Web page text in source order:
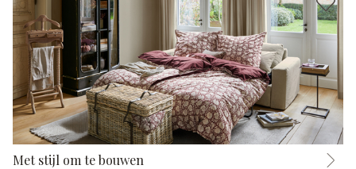
Met stijl om te bouwen